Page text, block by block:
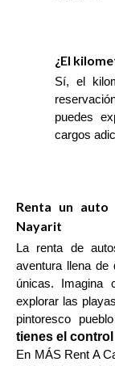
¿El
Sí, el
puedes
cargos
Renta un
Nayarit
La renta de
aventura llena de
únicas. Imagina
explorar las
pintoresco
tienes el
En MÁS Rent A